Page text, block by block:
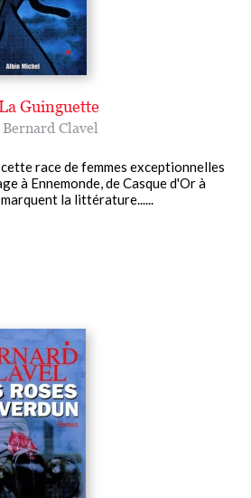
Guinguette
Bernard Clavel
race de femmes exceptionnelles
à Ennemonde, de Casque d'Or à
la littérature......